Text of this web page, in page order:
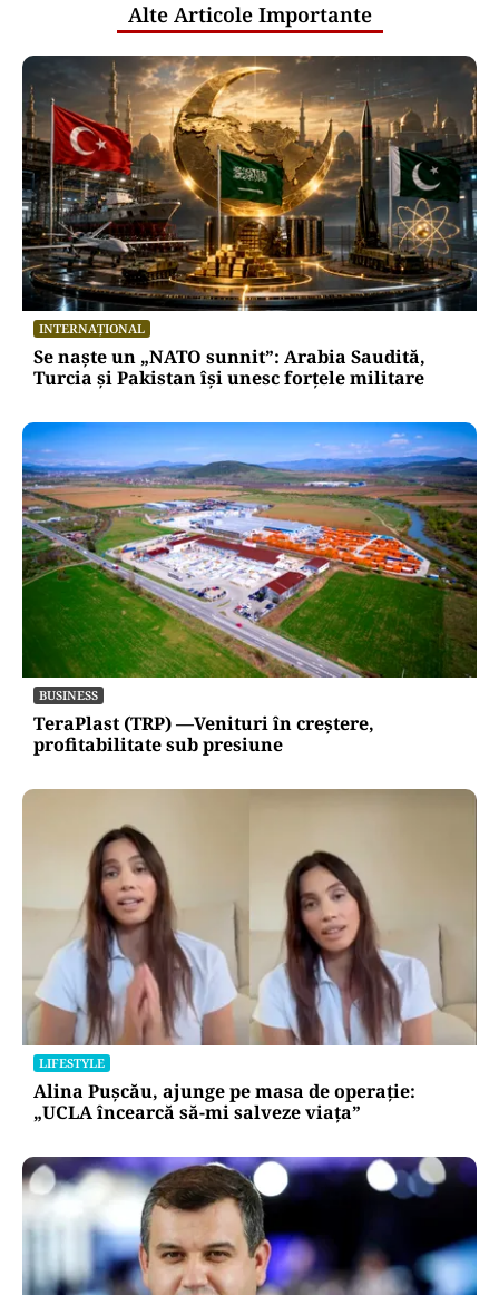
cercetare și dezvoltare, în 2025
Puterea Financiara
Transgaz vrea să devină acționar la
dezvoltatorul unui terminal american
de gaze naturale lichefiate
Oficiuldestiri.ro
Atacurile cibernetice expun
vulnerabilitățile statului român: ANP
repetă scenariul e‑Terra. Ce ascund
comunicările oficiale și cine răspunde
pentru mentenanța IT a instituțiilor
publice
Alte Articole Importante
INTERNAȚIONAL
Se naște un „NATO sunnit”: Arabia Saudită,
Turcia și Pakistan își unesc forțele militare
BUSINESS
TeraPlast (TRP) —Venituri în creștere,
profitabilitate sub presiune